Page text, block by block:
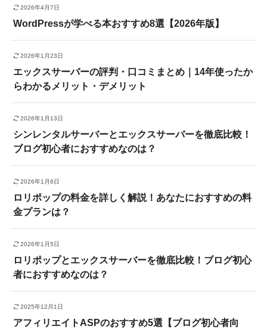
2026年4月7日
WordPressが学べる本おすすめ8選【2026年版】
2026年1月23日
エックスサーバーの評判・口コミまとめ｜14年使ったか
らわかるメリット・デメリット
2026年1月13日
シンレンタルサーバーとエックスサーバーを徹底比較！
ブログ初心者におすすめなのは？
2026年1月6日
ロリポップの料金を詳しく解説！あなたにおすすめの料
金プランは？
2026年1月5日
ロリポップとエックスサーバーを徹底比較！ブログ初心
者におすすめなのは？
2025年12月1日
アフィリエイトASPのおすすめ5選【ブログ初心者向